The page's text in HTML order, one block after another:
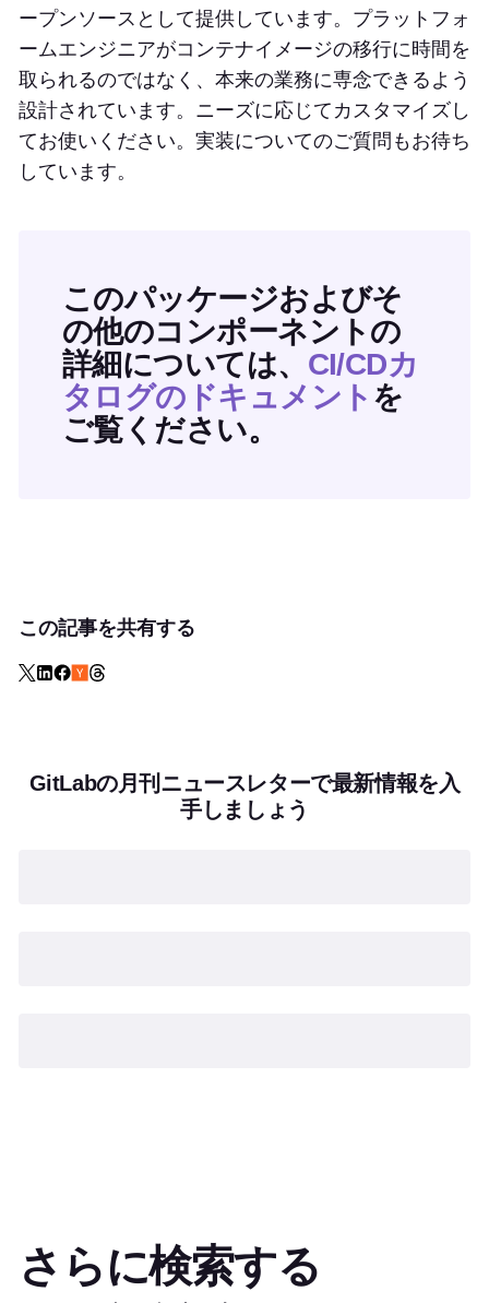
ープンソースとして提供しています。プラットフォ
ームエンジニアがコンテナイメージの移行に時間を
取られるのではなく、本来の業務に専念できるよう
設計されています。ニーズに応じてカスタマイズし
てお使いください。実装についてのご質問もお待ち
しています。
このパッケージおよびそ
の他のコンポーネントの
詳細については、 CI/CDカ
タログのドキュメント を
ご覧ください。
この記事を共有する
GitLabの月刊ニュースレターで最新情報を入
手しましょう
さらに検索する